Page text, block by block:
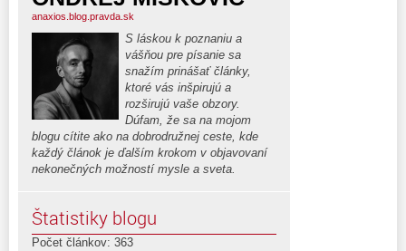
anaxios.blog.pravda.sk
S láskou k poznaniu a
vášňou pre písanie sa
snažím prinášať články,
ktoré vás inšpirujú a
rozširujú vaše obzory.
Dúfam, že sa na mojom
blogu cítite ako na dobrodružnej ceste, kde
každý článok je ďalším krokom v objavovaní
nekonečných možností mysle a sveta.
Štatistiky blogu
Počet článkov: 363